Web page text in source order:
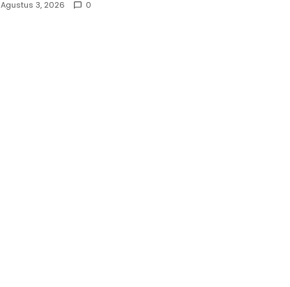
Pajak Kendaraan Dinas
Agustus 3, 2026 0